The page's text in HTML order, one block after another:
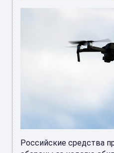
Российские средства